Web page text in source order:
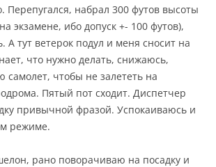
Перепугался, набрал 300 футов высоты
экзамене, ибо допуск +- 100 футов),
А тут ветерок подул и меня сносит на
что нужно делать, снижаюсь,
самолет, чтобы не залететь на
Пятый пот сходит. Диспетчер
привычной фразой. Успокаиваюсь и
режиме.
рано поворачиваю на посадку и